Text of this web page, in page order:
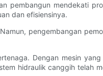
pembangun mendekati
dan efisiensinya.
pengembangan
Dengan mesin
hidraulik canggih telah